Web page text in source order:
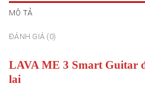
MÔ TẢ
ĐÁNH GIÁ (0)
LAVA ME 3 Smart Guitar
lai